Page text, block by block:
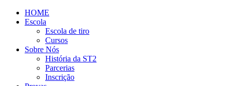
HOME
Escola
Escola de tiro
Cursos
Sobre Nós
História da ST2
Parcerias
Inscrição